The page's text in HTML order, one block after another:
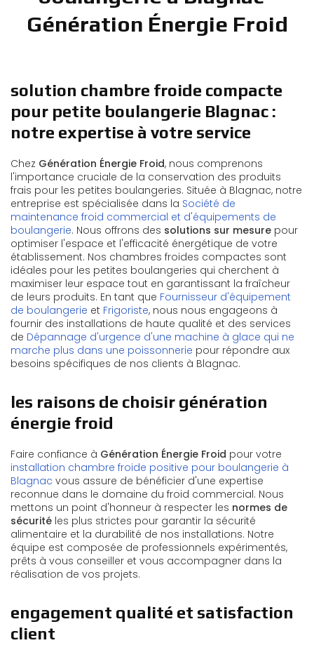
Génération Énergie Froid
solution chambre froide compacte
pour petite boulangerie Blagnac :
notre expertise à votre service
Chez Génération Énergie Froid, nous comprenons
l'importance cruciale de la conservation des produits
frais pour les petites boulangeries. Située à Blagnac, notre
entreprise est spécialisée dans la Société de
maintenance froid commercial et d'équipements de
boulangerie. Nous offrons des solutions sur mesure pour
optimiser l'espace et l'efficacité énergétique de votre
établissement. Nos chambres froides compactes sont
idéales pour les petites boulangeries qui cherchent à
maximiser leur espace tout en garantissant la fraîcheur
de leurs produits. En tant que Fournisseur d'équipement
de boulangerie et Frigoriste, nous nous engageons à
fournir des installations de haute qualité et des services
de Dépannage d'urgence d'une machine à glace qui ne
marche plus dans une poissonnerie pour répondre aux
besoins spécifiques de nos clients à Blagnac.
les raisons de choisir génération
énergie froid
Faire confiance à Génération Énergie Froid pour votre
installation chambre froide positive pour boulangerie à
Blagnac vous assure de bénéficier d'une expertise
reconnue dans le domaine du froid commercial. Nous
mettons un point d'honneur à respecter les normes de
sécurité les plus strictes pour garantir la sécurité
alimentaire et la durabilité de nos installations. Notre
équipe est composée de professionnels expérimentés,
prêts à vous conseiller et vous accompagner dans la
réalisation de vos projets.
engagement qualité et satisfaction
client